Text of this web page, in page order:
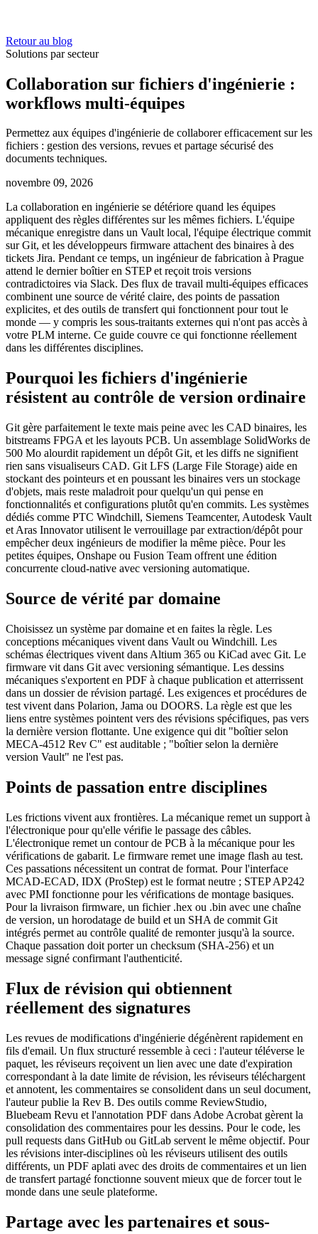
Retour au blog
Solutions par secteur
Collaboration sur fichiers d'ingénierie :
workflows multi-équipes
Permettez aux équipes d'ingénierie de collaborer efficacement sur les
fichiers : gestion des versions, revues et partage sécurisé des
documents techniques.
novembre 09, 2026
La collaboration en ingénierie se détériore quand les équipes
appliquent des règles différentes sur les mêmes fichiers. L'équipe
mécanique enregistre dans un Vault local, l'équipe électrique commit
sur Git, et les développeurs firmware attachent des binaires à des
tickets Jira. Pendant ce temps, un ingénieur de fabrication à Prague
attend le dernier boîtier en STEP et reçoit trois versions
contradictoires via Slack. Des flux de travail multi-équipes efficaces
combinent une source de vérité claire, des points de passation
explicites, et des outils de transfert qui fonctionnent pour tout le
monde — y compris les sous-traitants externes qui n'ont pas accès à
votre PLM interne. Ce guide couvre ce qui fonctionne réellement
dans les différentes disciplines.
Pourquoi les fichiers d'ingénierie
résistent au contrôle de version ordinaire
Git gère parfaitement le texte mais peine avec les CAD binaires, les
bitstreams FPGA et les layouts PCB. Un assemblage SolidWorks de
500 Mo alourdit rapidement un dépôt Git, et les diffs ne signifient
rien sans visualiseurs CAD. Git LFS (Large File Storage) aide en
stockant des pointeurs et en poussant les binaires vers un stockage
d'objets, mais reste maladroit pour quelqu'un qui pense en
fonctionnalités et configurations plutôt qu'en commits. Les systèmes
dédiés comme PTC Windchill, Siemens Teamcenter, Autodesk Vault
et Aras Innovator utilisent le verrouillage par extraction/dépôt pour
empêcher deux ingénieurs de modifier la même pièce. Pour les
petites équipes, Onshape ou Fusion Team offrent une édition
concurrente cloud-native avec versioning automatique.
Source de vérité par domaine
Choisissez un système par domaine et en faites la règle. Les
conceptions mécaniques vivent dans Vault ou Windchill. Les
schémas électriques vivent dans Altium 365 ou KiCad avec Git. Le
firmware vit dans Git avec versioning sémantique. Les dessins
mécaniques s'exportent en PDF à chaque publication et atterrissent
dans un dossier de révision partagé. Les exigences et procédures de
test vivent dans Polarion, Jama ou DOORS. La règle est que les
liens entre systèmes pointent vers des révisions spécifiques, pas vers
la dernière version flottante. Une exigence qui dit "boîtier selon
MECA-4512 Rev C" est auditable ; "boîtier selon la dernière
version Vault" ne l'est pas.
Points de passation entre disciplines
Les frictions vivent aux frontières. La mécanique remet un support à
l'électronique pour qu'elle vérifie le passage des câbles.
L'électronique remet un contour de PCB à la mécanique pour les
vérifications de gabarit. Le firmware remet une image flash au test.
Ces passations nécessitent un contrat de format. Pour l'interface
MCAD-ECAD, IDX (ProStep) est le format neutre ; STEP AP242
avec PMI fonctionne pour les vérifications de montage basiques.
Pour la livraison firmware, un fichier .hex ou .bin avec une chaîne
de version, un horodatage de build et un SHA de commit Git
intégrés permet au contrôle qualité de remonter jusqu'à la source.
Chaque passation doit porter un checksum (SHA-256) et un
message signé confirmant l'authenticité.
Flux de révision qui obtiennent
réellement des signatures
Les revues de modifications d'ingénierie dégénèrent rapidement en
fils d'email. Un flux structuré ressemble à ceci : l'auteur téléverse le
paquet, les réviseurs reçoivent un lien avec une date d'expiration
correspondant à la date limite de révision, les réviseurs téléchargent
et annotent, les commentaires se consolident dans un seul document,
l'auteur publie la Rev B. Des outils comme ReviewStudio,
Bluebeam Revu et l'annotation PDF dans Adobe Acrobat gèrent la
consolidation des commentaires pour les dessins. Pour le code, les
pull requests dans GitHub ou GitLab servent le même objectif. Pour
les révisions inter-disciplines où les réviseurs utilisent des outils
différents, un PDF aplati avec des droits de commentaires et un lien
de transfert partagé fonctionne souvent mieux que de forcer tout le
monde dans une seule plateforme.
Partage avec les partenaires et sous-